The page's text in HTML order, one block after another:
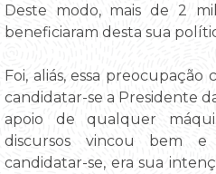
Deste modo, mais de 2
beneficiaram desta sua
Foi, aliás, essa
candidatar-se a Presidente
apoio de qualquer
discursos vincou bem
candidatar-se, era sua